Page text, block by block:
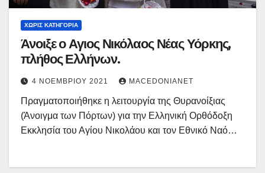
ΧΩΡΊΣ ΚΑΤΗΓΟΡΊΑ
Άνοιξε ο Αγιος Νικόλαος Νέας Υόρκης,
πλήθος Ελλήνων.
4 ΝΟΕΜΒΡΊΟΥ 2021 MACEDONIANET
Πραγματοποιήθηκε η λειτουργία της Θυρανοίξιας
(Άνοιγμα των Πόρτων) για την Ελληνική Ορθόδοξη
Εκκλησία του Αγίου Νικολάου και τον Εθνικό Ναό…